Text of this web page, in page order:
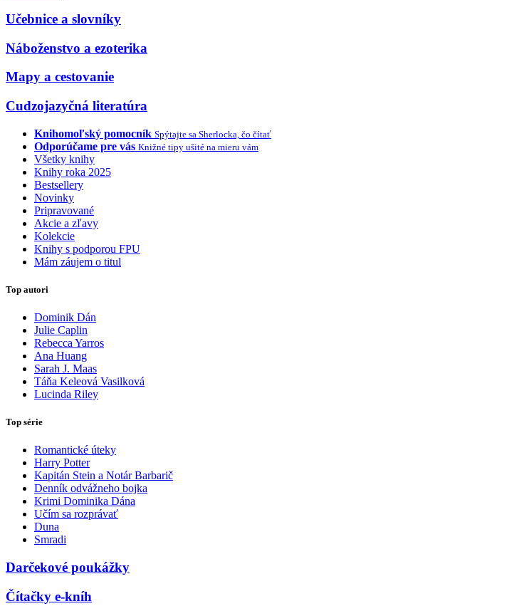
Učebnice a slovníky
Náboženstvo a ezoterika
Mapy a cestovanie
Cudzojazyčná literatúra
Knihomoľský pomocník Spýtajte sa Sherlocka, čo čítať
Odporúčame pre vás Knižné tipy ušité na mieru vám
Všetky knihy
Knihy roka 2025
Bestsellery
Novinky
Pripravované
Akcie a zľavy
Kolekcie
Knihy s podporou FPU
Mám záujem o titul
Top autori
Dominik Dán
Julie Caplin
Rebecca Yarros
Ana Huang
Sarah J. Maas
Táňa Keleová Vasilková
Lucinda Riley
Top série
Romantické úteky
Harry Potter
Kapitán Stein a Notár Barbarič
Denník odvážneho bojka
Krimi Dominika Dána
Učím sa rozprávať
Duna
Smradi
Darčekové poukážky
Čítačky e-kníh